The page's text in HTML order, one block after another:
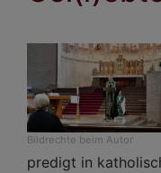
Bildrechte beim Autor
predigt in